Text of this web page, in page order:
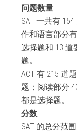
问题数量
SAT 一共有
作和语言部分
选择题和 13
题。
ACT 有 215 道
题；阅读部分
都是选择题。
分数
SAT 的总分范